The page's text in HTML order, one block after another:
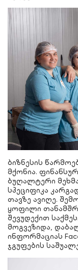
ბიზნესის
მქონია.
ბუღალტერი
სპეციფიკა
თავზე ავიღე.
ყოფილი
შევუდექით
მოგვეზიდა,
ინფორმაციას
ჯგუფების